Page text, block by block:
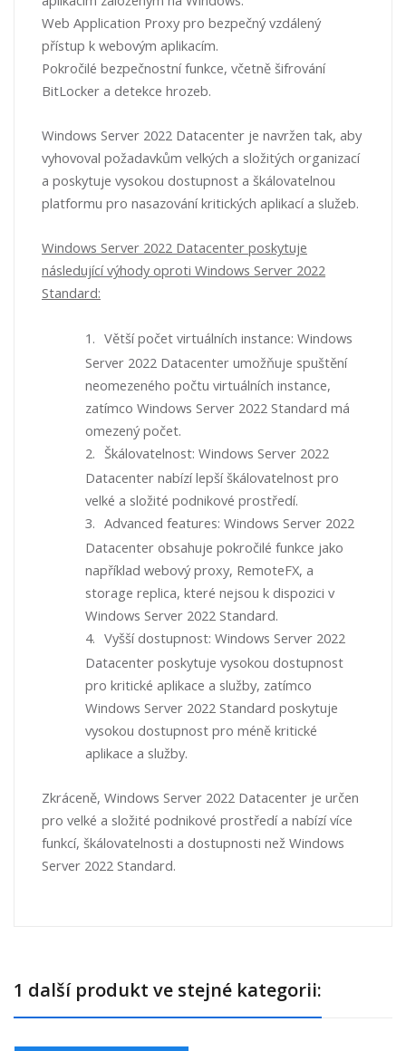
Web Application Proxy pro bezpečný vzdálený
přístup k webovým aplikacím.
Pokročilé bezpečnostní funkce, včetně šifrování
BitLocker a detekce hrozeb.
Windows Server 2022 Datacenter je navržen tak, aby
vyhovoval požadavkům velkých a složitých organizací
a poskytuje vysokou dostupnost a škálovatelnou
platformu pro nasazování kritických aplikací a služeb.
Windows Server 2022 Datacenter poskytuje
následující výhody oproti Windows Server 2022
Standard:
1. Větší počet virtuálních instance: Windows
Server 2022 Datacenter umožňuje spuštění
neomezeného počtu virtuálních instance,
zatímco Windows Server 2022 Standard má
omezený počet.
2. Škálovatelnost: Windows Server 2022
Datacenter nabízí lepší škálovatelnost pro
velké a složité podnikové prostředí.
3. Advanced features: Windows Server 2022
Datacenter obsahuje pokročilé funkce jako
například webový proxy, RemoteFX, a
storage replica, které nejsou k dispozici v
Windows Server 2022 Standard.
4. Vyšší dostupnost: Windows Server 2022
Datacenter poskytuje vysokou dostupnost
pro kritické aplikace a služby, zatímco
Windows Server 2022 Standard poskytuje
vysokou dostupnost pro méně kritické
aplikace a služby.
Zkráceně, Windows Server 2022 Datacenter je určen
pro velké a složité podnikové prostředí a nabízí více
funkcí, škálovatelnosti a dostupnosti než Windows
Server 2022 Standard.
1 další produkt ve stejné kategorii: